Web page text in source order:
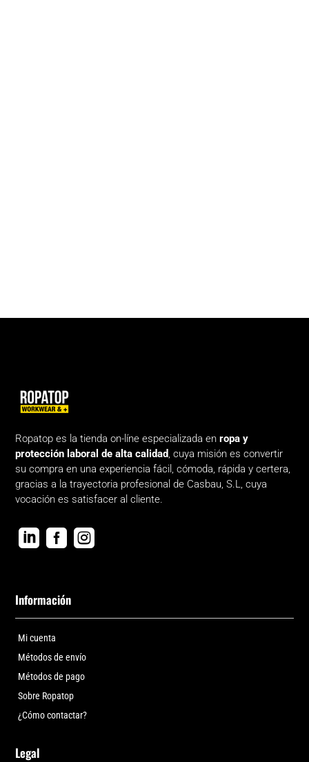
Ropatop es la tienda on-líne especializada enropa y
protección laboral de alta calidad, cuya misión es convertir
su compra en una experiencia fácil, cómoda, rápida y certera,
gracias a la trayectoria profesional de Casbau, S.L, cuya
vocación es satisfacer al cliente.
  
Información
Mi cuenta
Métodos de envío
Métodos de pago
Sobre Ropatop
¿Cómo contactar?
Legal